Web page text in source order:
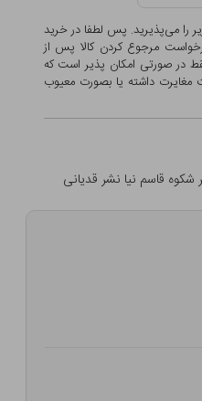
را می‌پذیرید. پس لطفا در خرید
مرجوع کردن کالا پس از
در صورتی امکان پذیر است که
مغایرت داشته یا بصورت معيوب